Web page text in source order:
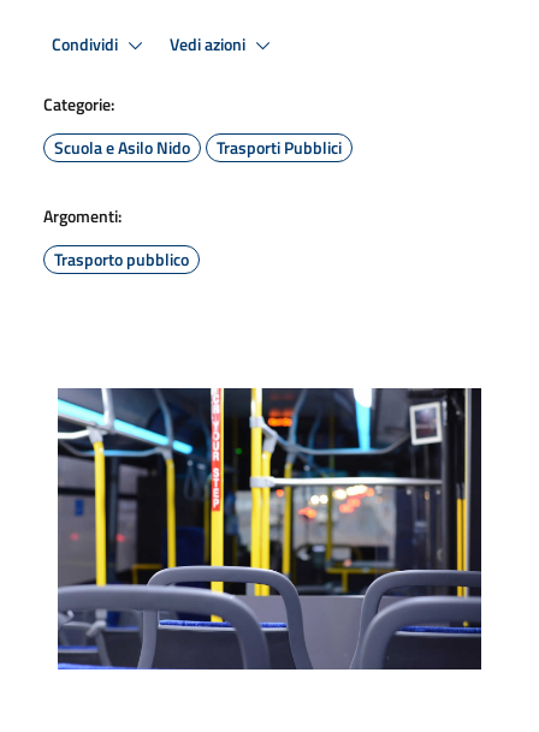
Condividi Vedi azioni
Categorie:
Scuola e Asilo Nido
Trasporti Pubblici
Argomenti:
Trasporto pubblico